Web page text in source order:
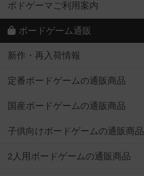
ボドゲーマご利用案内
ボードゲーム通販
新作・再入荷情報
定番ボードゲームの通販商品
国産ボードゲームの通販商品
子供向けボードゲームの通販商品
2人用ボードゲームの通販商品